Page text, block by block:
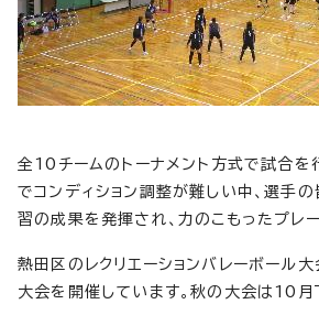
全10チームのトーナメント方式で試合を
でコンディション調整が難しい中、選手
習の成果を発揮され、力のこもったプレー
熱田区のレクリエーションバレーボール大
大会を開催しています。秋の大会は10月